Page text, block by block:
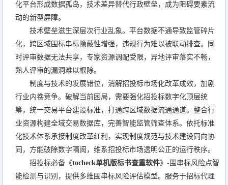
化平台形成数据孤岛，技术差异替代行政壁垒，成为阻碍要素流
动的新型屏障。
技术壁垒滋生深层次行业乱象。平台数据不通导致监管碎片
化，跨区域围标串标隐蔽性增强，违规行为难以被联动排查。同
时评审数据无法共享，专家资源调配受限，异地评审落实不畅，
熟人评审的漏洞难以根除。
制度与技术的发展错位，消解招投标市场化改革成效，加剧
行业内卷竞争。破解当前困局，需要强化招投标数字化顶层统
筹，统一交易平台建设标准，打通跨区域数据流通通道。整合行
业资源构建全域交易数据库，完善智能监管筛查体系。依托标准
化技术体系承接制度改革红利，实现制度规范与技术建设同向协
同，方能破除数字隔阂，维系招投标市场透明公正的运行秩序。
招投标必备《tocheck单机版标书查重软件》-围串标风险点智
能检测与识别，提供多维围串标风险评估模型。服务于招标代理